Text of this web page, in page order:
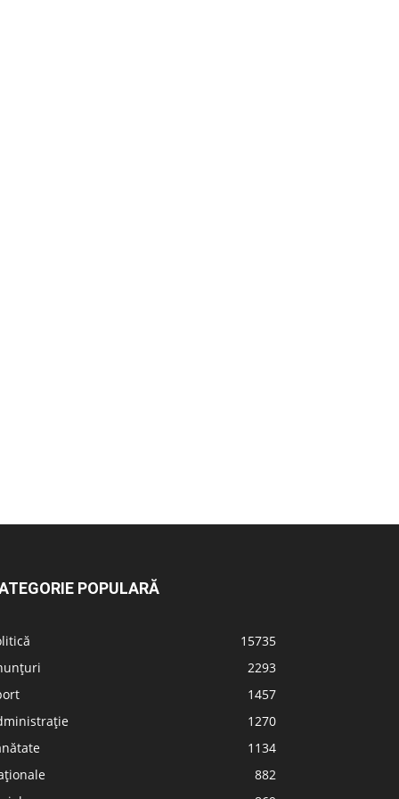
POPULARĂ
15735
2293
1457
1270
1134
882